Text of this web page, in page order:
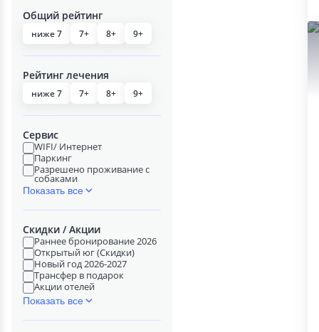
Общий рейтинг
ниже 7 7+ 8+ 9+
Рейтинг лечения
ниже 7 7+ 8+ 9+
Сервис
WIFI/ Интернет
Паркинг
Разрешено проживание с
собаками
Показать все
Скидки / Акции
Раннее бронирование 2026
Открытый юг (Скидки)
Новый год 2026-2027
Трансфер в подарок
Акции отелей
Показать все